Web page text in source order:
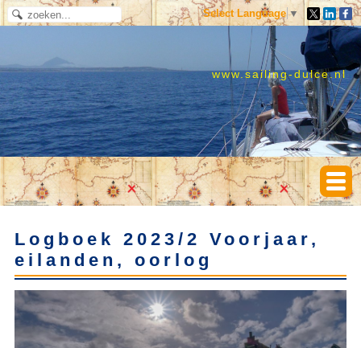
Select Language ▼
www.sailing-dulce.nl
Logboek 2023/2 Voorjaar,
eilanden, oorlog